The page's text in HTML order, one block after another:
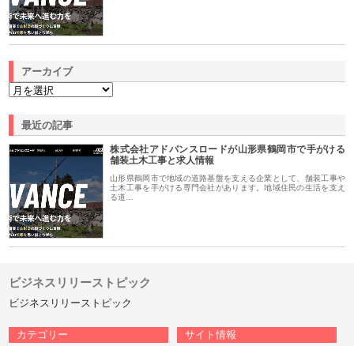
アーカイブ
最近の記事
株式会社アドバンスロードが山形県鶴岡市で手がける
舗装土木工事と求人情報
山形県鶴岡市で地域の道路基盤を支える企業として、舗装工事や
土木工事を手がける専門会社があります。地域住民の生活を支え
る道…
ビジネスリリーストピック
ビジネスリリーストピック
カテゴリー サイト情報